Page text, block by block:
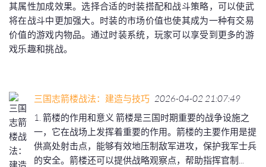
其属性加成效果。选择合适的时装搭配和战斗策略，可以使武
将在战斗中更加强大。时装的市场价值也使其成为一种有交易
价值的游戏内物品。通过时装系统，玩家可以享受到更多的游
戏乐趣和挑战。
三国志箭楼战法：建造与技巧 2026-04-02 21:07:49
1. 箭楼的作用和意义 箭楼是三国时期重要的战争设施之
一，它在战场上发挥着重要的作用。箭楼的主要作用是提
供高处射击点，能够有效地压制敌军进攻，保护我军士兵
的安全。箭楼还可以提供战略观察点，帮助指挥官制...